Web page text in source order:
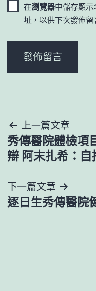
在瀏覽器中儲存顯
址，以供下次發佈留
文
章
覽
上一篇文章
秀傳醫院體檢項
辯 阿末扎希：
下一篇文章
逐日生秀傳醫院